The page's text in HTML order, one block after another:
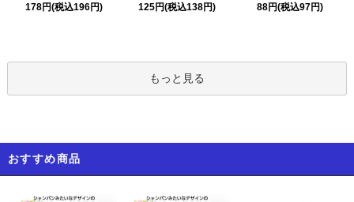
178円(税込196円)
125円(税込138円)
88円(税込97円)
もっと見る
おすすめ商品